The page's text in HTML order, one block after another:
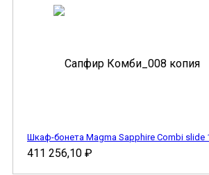
Шкаф-бонета Magma Sapphire Combi slide
411 256,10 ₽